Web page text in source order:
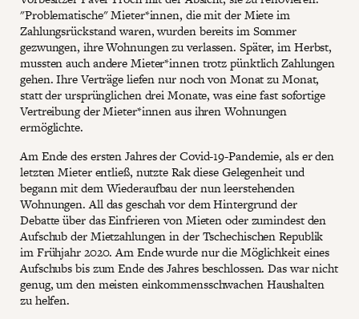
"Problematische" Mieter*innen, die mit der Miete im
Zahlungsrückstand waren, wurden bereits im Sommer
gezwungen, ihre Wohnungen zu verlassen. Später, im Herbst,
mussten auch andere Mieter*innen trotz pünktlich Zahlungen
gehen. Ihre Verträge liefen nur noch von Monat zu Monat,
statt der ursprünglichen drei Monate, was eine fast sofortige
Vertreibung der Mieter*innen aus ihren Wohnungen
ermöglichte.
Am Ende des ersten Jahres der Covid-19-Pandemie, als er den
letzten Mieter entließ, nutzte Rak diese Gelegenheit und
begann mit dem Wiederaufbau der nun leerstehenden
Wohnungen. All das geschah vor dem Hintergrund der
Debatte über das Einfrieren von Mieten oder zumindest den
Aufschub der Mietzahlungen in der Tschechischen Republik
im Frühjahr 2020. Am Ende wurde nur die Möglichkeit eines
Aufschubs bis zum Ende des Jahres beschlossen. Das war nicht
genug, um den meisten einkommensschwachen Haushalten
zu helfen.